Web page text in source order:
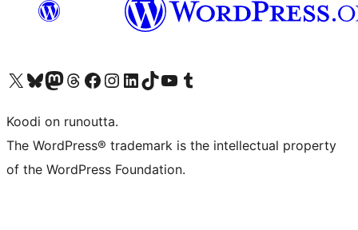
Visit our X (formerly Twitter) account
Visit our Bluesky account
Visit our Mastodon account
Visit our Threads account
Visit our Facebook page
Visit our Instagram account
Visit our LinkedIn account
Visit our TikTok account
Näytä YouTube-kanava
Visit our Tumblr account
Koodi on runoutta.
The WordPress® trademark is the intellectual property
of the WordPress Foundation.